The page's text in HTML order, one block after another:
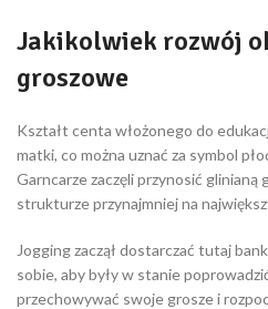
Jakikolwiek rozwój
groszowe
Kształt centa włożonego do
matki, co można uznać za symbol
Garncarze zaczęli przynosić
strukturze przynajmniej na
Jogging zaczął dostarczać tutaj
sobie, aby były w stanie
przechowywać swoje grosze i